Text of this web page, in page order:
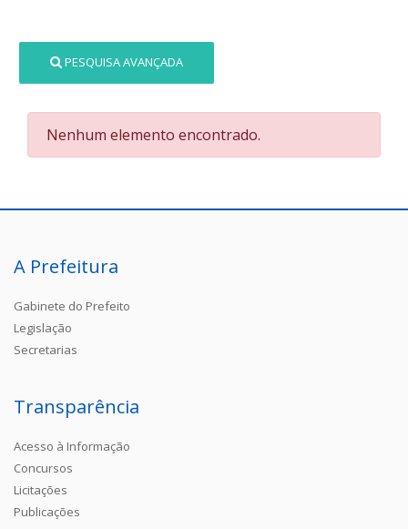
PESQUISA AVANÇADA
Nenhum elemento encontrado.
A Prefeitura
Gabinete do Prefeito
Legislação
Secretarias
Transparência
Acesso à Informação
Concursos
Licitações
Publicações